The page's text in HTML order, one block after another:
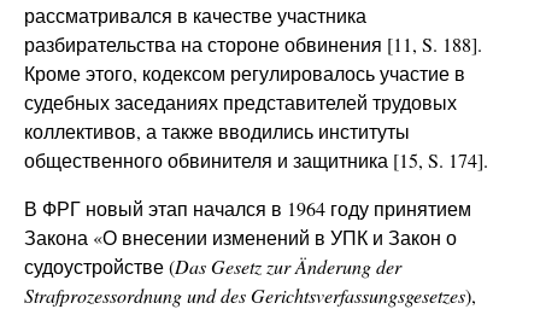
рассматривался в качестве участника
разбирательства на стороне обвинения [11, S. 188].
Кроме этого, кодексом регулировалось участие в
судебных заседаниях представителей трудовых
коллективов, а также вводились институты
общественного обвинителя и защитника [15, S. 174].
В ФРГ новый этап начался в 1964 году принятием
Закона «О внесении изменений в УПК и Закон о
судоустройстве (Das Gesetz zur Änderung der
Strafprozessordnung und des Gerichtsverfassungsgesetzes),